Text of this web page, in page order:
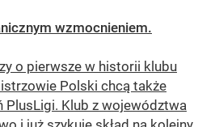
wzmocnieniem.
o pierwsze w historii klubu
Polski chcą także
PlusLigi. Klub z województwa